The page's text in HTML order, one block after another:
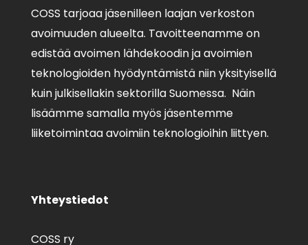
COSS tarjoaa jäsenilleen laajan verkoston
avoimuuden alueelta. Tavoitteenamme on
edistää avoimen lähdekoodin ja avoimien
teknologioiden hyödyntämistä niin yksityisellä
kuin julkisellakin sektorilla Suomessa. Näin
lisäämme samalla myös jäsentemme
liiketoimintaa avoimiin teknologioihin liittyen.
Yhteystiedot
COSS ry